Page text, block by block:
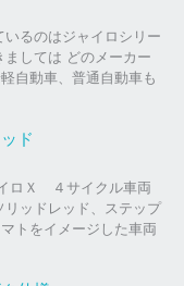
るのはジャイロシリー
ましては どのメーカー
自動車、普通自動車も
ド
ロＸ ４サイクル車両
ッドレッド、ステップ
トをイメージした車両